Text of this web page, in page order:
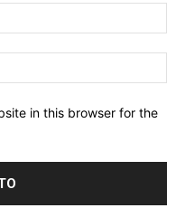
in this browser for the